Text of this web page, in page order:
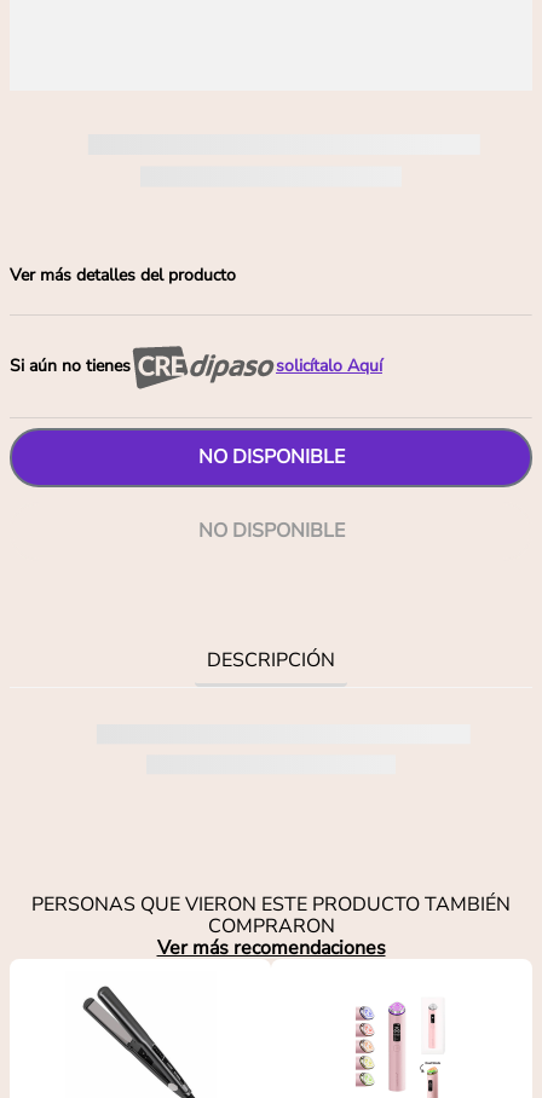
Ver más detalles del producto
Si aún no tienes solicítalo Aquí
NO DISPONIBLE
NO DISPONIBLE
DESCRIPCIÓN
PERSONAS QUE VIERON ESTE PRODUCTO TAMBIÉN
COMPRARON
Ver más recomendaciones